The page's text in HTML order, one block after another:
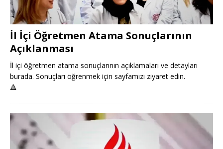
İl İçi Öğretmen Atama Sonuçlarının
Açıklanması
İl içi öğretmen atama sonuçlarının açıklamaları ve detayları
burada. Sonuçları öğrenmek için sayfamızı ziyaret edin.
🔺